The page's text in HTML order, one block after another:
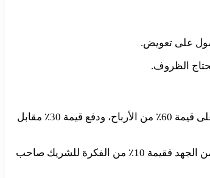
على تعويض.
الظروف.
يعد من الأنظمة الشائعة أيضاً في نموذج عقد شراكة بين طرفين الأول برأس المال والثاني بالجهد، يشير هذا النظام إلى حصول صاحب رأس المال على قيمة 60٪ من الأرباح، ودفع قيمة 30٪ مقابل
في حالات كثيرة، يُنصح بالقيام بمكافأة شريك في مشروع قد قدم الأفكار والدعم، فعلى سبيل المثال: في حال كانت فكرة العمل ستتطلب قدر كبير من الجهد فقيمة 10٪ من الفكرة للشريك صاحب